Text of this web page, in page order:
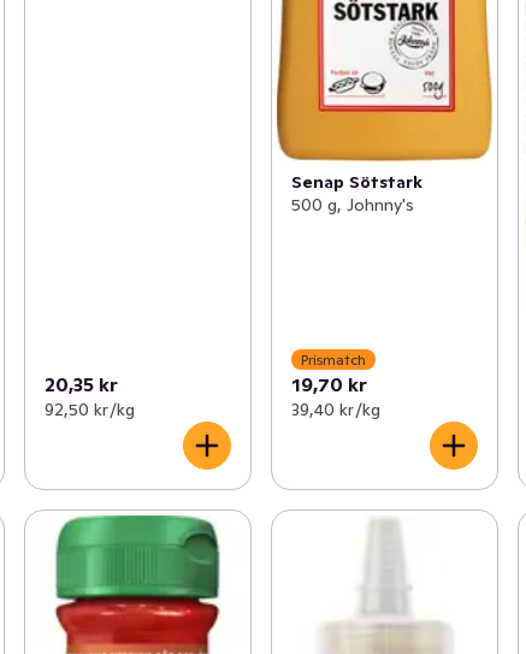
20,35 kr
92,50 kr /kg
Senap Sötstark
500 g, Johnny's
Prismatch
19,70 kr
39,40 kr /kg